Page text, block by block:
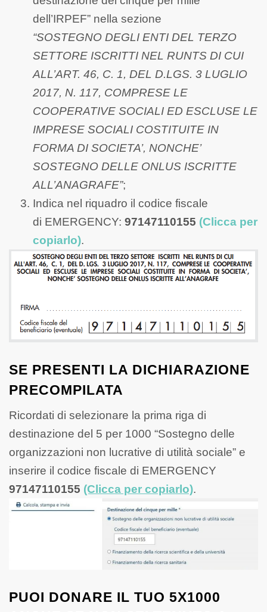
dell’IRPEF” nella sezione
“SOSTEGNO DEGLI ENTI DEL TERZO
SETTORE ISCRITTI NEL RUNTS DI CUI
ALL’ART. 46, C. 1, DEL D.LGS. 3 LUGLIO
2017, N. 117, COMPRESE LE
COOPERATIVE SOCIALI ED ESCLUSE LE
IMPRESE SOCIALI COSTITUITE IN
FORMA DI SOCIETA’, NONCHE’
SOSTEGNO DELLE ONLUS ISCRITTE
ALL’ANAGRAFE”;
Indica nel riquadro il codice fiscale
di EMERGENCY: 97147110155 (Clicca per
copiarlo).
SE PRESENTI LA DICHIARAZIONE
PRECOMPILATA
Ricordati di selezionare la prima riga di
destinazione del 5 per 1000 “Sostegno delle
organizzazioni non lucrative di utilità sociale” e
inserire il codice fiscale di EMERGENCY
97147110155 (Clicca per copiarlo).
PUOI DONARE IL TUO 5X1000